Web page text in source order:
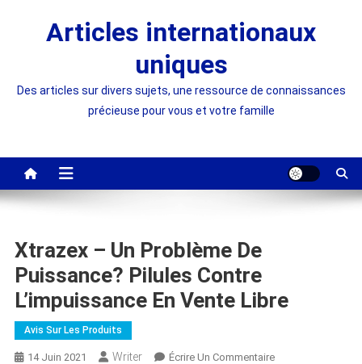
Articles internationaux
uniques
Des articles sur divers sujets, une ressource de connaissances
précieuse pour vous et votre famille
Xtrazex – Un Problème De
Puissance? Pilules Contre
L’impuissance En Vente Libre
Avis Sur Les Produits
14 Juin 2021 Writer Écrire Un CommentaireOn